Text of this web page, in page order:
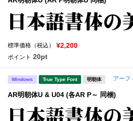
キャンペーン一覧
新着一覧
マイページ
宋朝体
教科書体
標準価格（税込） ¥2,200
ポイント 20pt
Windows True Type Font 明朝体 アーフ
AR明朝体U & U04 (各AR P～ 同梱)